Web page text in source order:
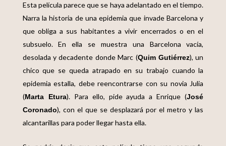
Esta película parece que se haya adelantado en el tiempo.
Narra la historia de una epidemia que invade Barcelona y
que obliga a sus habitantes a vivir encerrados o en el
subsuelo. En ella se muestra una Barcelona vacía,
desolada y decadente donde Marc (Quim Gutiérrez), un
chico que se queda atrapado en su trabajo cuando la
epidemia estalla, debe reencontrarse con su novia Julia
(Marta Etura). Para ello, pide ayuda a Enrique (José
Coronado), con el que se desplazará por el metro y las
alcantarillas para poder llegar hasta ella.